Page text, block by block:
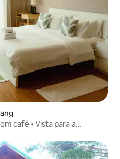
café • Vista para a